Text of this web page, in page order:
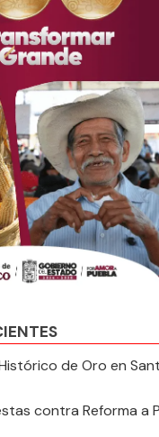
de Oro en
contra Reforma a